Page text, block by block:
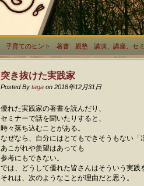
子育てのヒント 著書 親塾 講演、講座、セ
突き抜けた実践家
Posted By taga on 2018年12月31日
優れた実践家の著書を読んだり、
セミナーで話を聞いたりすると、
時々落ち込むことがある。
なぜなら、自分にはとてもできそうもない「
あこがれや羨望はあっても
参考にもできない。
では、どうして優れた皆さんはそういう実践
それは、次のようなことが理由だと思う。